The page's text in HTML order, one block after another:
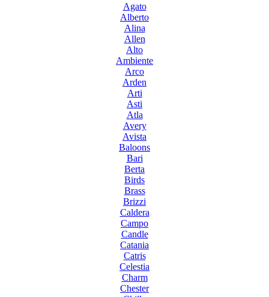
Agato
Alberto
Alina
Allen
Alto
Ambiente
Arco
Arden
Arti
Asti
Atla
Avery
Avista
Baloons
Bari
Berta
Birds
Brass
Brizzi
Caldera
Campo
Candle
Catania
Catris
Celestia
Charm
Chester